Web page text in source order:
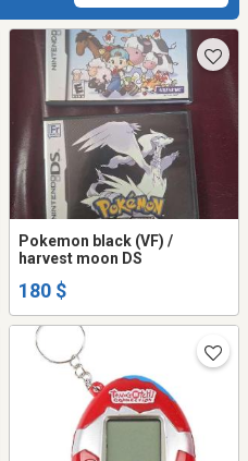
Pokemon black (VF) /
harvest moon DS
180 $